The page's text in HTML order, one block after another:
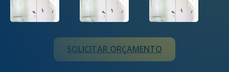
SOLICITAR ORÇAMENTO